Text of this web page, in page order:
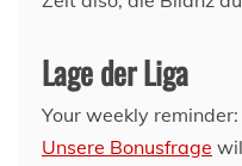
Lage der Liga
Your weekly
Unsere Bonusfrage